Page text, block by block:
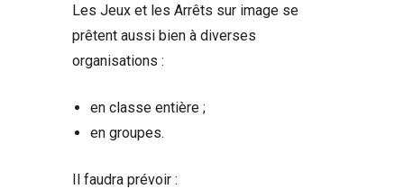
Les Jeux et les Arrêts sur image se
prêtent aussi bien à diverses
organisations :
en classe entière ;
en groupes.
Il faudra prévoir :